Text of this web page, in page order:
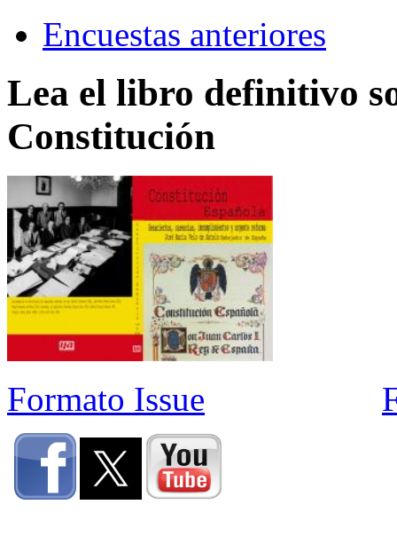
Encuestas anteriores
Lea el libro definitivo
Constitución
Formato Issue